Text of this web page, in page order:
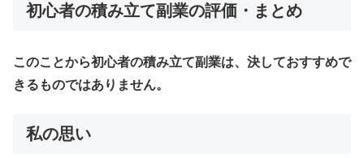
初心者の積み立て副業の評価・まとめ
このことから初心者の積み立て副業は、決しておすすめで
きるものではありません。
私の思い